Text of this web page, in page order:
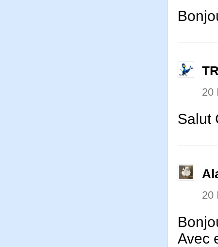
20
Salut
20
Avec